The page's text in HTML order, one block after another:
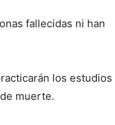
fallecidas ni han
los estudios
muerte.